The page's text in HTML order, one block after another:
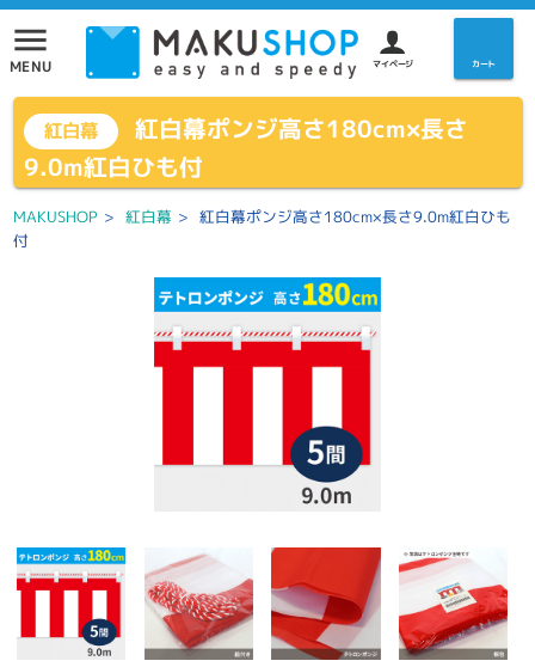
menu
MENU マイページ カート
紅白幕
紅白幕ポンジ高さ180cm×長さ
9.0m紅白ひも付
MAKUSHOP > 紅白幕 > 紅白幕ポンジ高さ180cm×長さ9.0m紅白ひも
付